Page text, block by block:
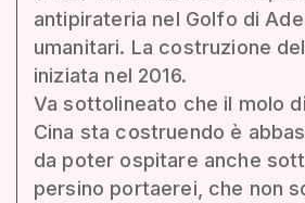
antipirateria nel Golfo di
umanitari. La costruzione
iniziata nel 2016.
Va sottolineato che il molo
Cina sta costruendo è
da poter ospitare anche
persino portaerei, che non